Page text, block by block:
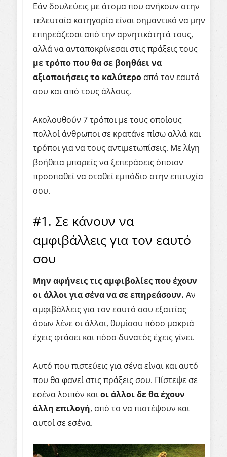
Εάν δουλεύεις με άτομα που ανήκουν στην
τελευταία κατηγορία είναι σημαντικό να μην
επηρεάζεσαι από την αρνητικότητά τους,
αλλά να ανταποκρίνεσαι στις πράξεις τους
με τρόπο που θα σε βοηθάει να
αξιοποιήσεις το καλύτερο από τον εαυτό
σου και από τους άλλους.
Ακολουθούν 7 τρόποι με τους οποίους
πολλοί άνθρωποι σε κρατάνε πίσω αλλά και
τρόποι για να τους αντιμετωπίσεις. Με λίγη
βοήθεια μπορείς να ξεπεράσεις όποιον
προσπαθεί να σταθεί εμπόδιο στην επιτυχία
σου.
#1. Σε κάνουν να
αμφιβάλλεις για τον εαυτό
σου
Μην αφήνεις τις αμφιβολίες που έχουν
οι άλλοι για σένα να σε επηρεάσουν. Αν
αμφιβάλλεις για τον εαυτό σου εξαιτίας
όσων λένε οι άλλοι, θυμίσου πόσο μακριά
έχεις φτάσει και πόσο δυνατός έχεις γίνει.
Αυτό που πιστεύεις για σένα είναι και αυτό
που θα φανεί στις πράξεις σου. Πίστεψε σε
εσένα λοιπόν καιοι άλλοι δε θα έχουν
άλλη επιλογή, από το να πιστέψουν και
αυτοί σε εσένα.